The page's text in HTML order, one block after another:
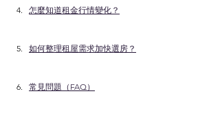
怎麼知道租金行情變化？
如何整理租屋需求加快選房？
常見問題（FAQ）